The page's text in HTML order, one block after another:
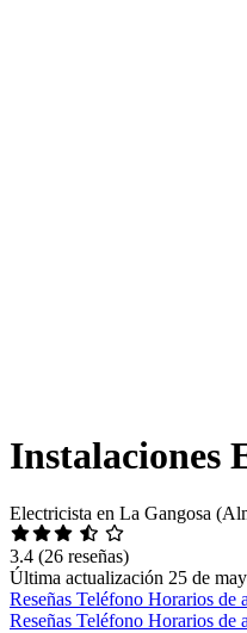
Instalaciones
Electricista en La Gangosa
3.4 (26 reseñas)
Última actualización 25 de
Reseñas Teléfono Horarios de
Reseñas Teléfono Horarios de